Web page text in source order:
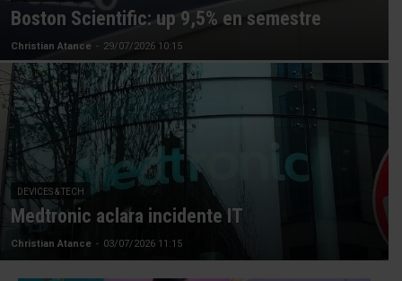
Boston Scientific: up 9,5% en semestre
Christian Atance - 29/07/2026 10:15
DEVICES & TECH
Medtronic aclara incidente IT
Christian Atance - 03/07/2026 11:15